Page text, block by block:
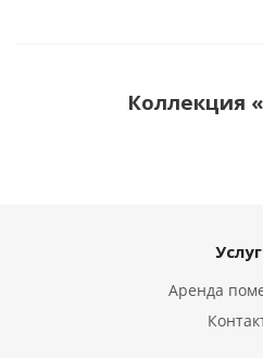
Коллекция
Аренда